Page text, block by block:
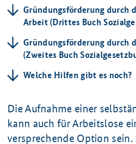
Gründungsförderung durch
Arbeit (Drittes Buch
Gründungsförderung durch
(Zweites Buch
Welche Hilfen gibt es noch?
Die Aufnahme einer
kann auch für Arbeitslose
versprechende Option sein.